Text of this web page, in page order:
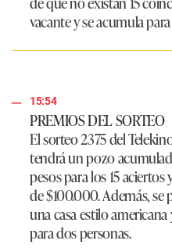
vacante y se acumula
15:54
PREMIOS DEL SORTEO
El sorteo 2375 del
tendrá un pozo
pesospara los 15 aciertos
de $100.000. Además,
una casa estilo
para dos personas.